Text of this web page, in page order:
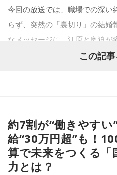
今回の放送では、職場での深い
らず、突然の「裏切り」の結婚
なメッセージに、江原と奥迫が
＜リスナーからの質問＞
私はある男性と4年前に職場で
この記
約7割が“働きやすい
給“30万円超”も！
算で未来をつくる「
力とは？